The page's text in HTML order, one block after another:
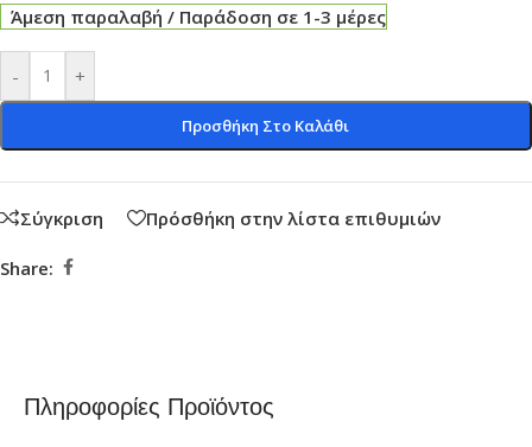
Άμεση παραλαβή / Παράδοση σε 1-3 μέρες
- +
Προσθήκη Στο Καλάθι
Σύγκριση Πρόσθήκη στην λίστα επιθυμιών
Share:
Πληροφορίες Προϊόντος